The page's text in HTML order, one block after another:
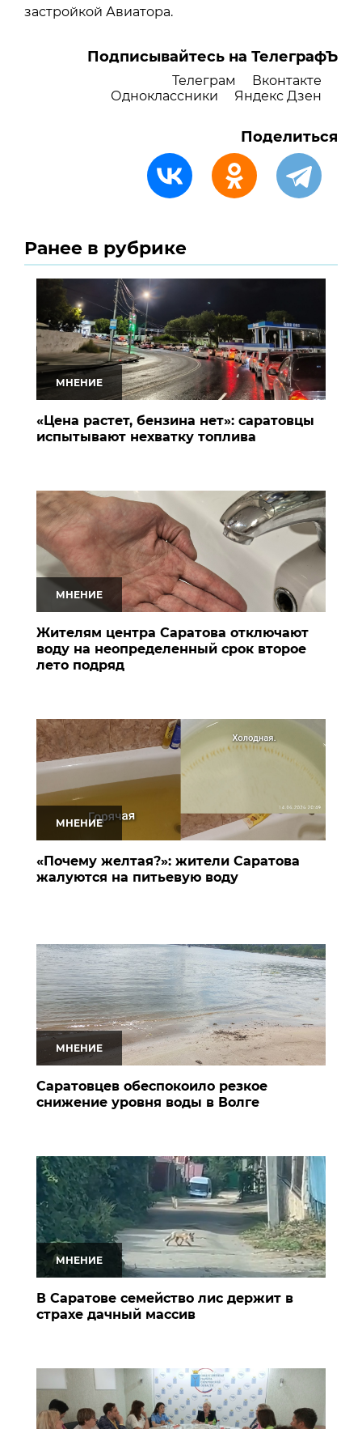
застройкой Авиатора.
Подписывайтесь на ТелеграфЪ
Телеграм
Вконтакте
Одноклассники
Яндекс Дзен
Поделиться
Ранее в рубрике
МНЕНИЕ
«Цена растет, бензина нет»: саратовцы
испытывают нехватку топлива
МНЕНИЕ
Жителям центра Саратова отключают
воду на неопределенный срок второе
лето подряд
МНЕНИЕ
«Почему желтая?»: жители Саратова
жалуются на питьевую воду
МНЕНИЕ
Саратовцев обеспокоило резкое
снижение уровня воды в Волге
МНЕНИЕ
В Саратове семейство лис держит в
страхе дачный массив